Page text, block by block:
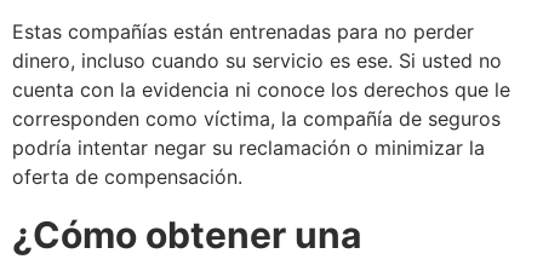
Estas compañías están entrenadas para no perder
dinero, incluso cuando su servicio es ese. Si usted no
cuenta con la evidencia ni conoce los derechos que le
corresponden como víctima, la compañía de seguros
podría intentar negar su reclamación o minimizar la
oferta de compensación.
¿Cómo obtener una